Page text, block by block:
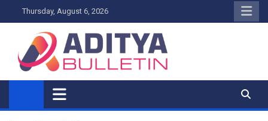
to
Thursday, August 6, 2026